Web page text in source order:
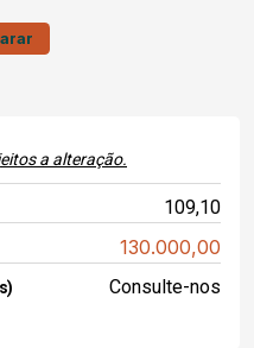
a alteração.
109,10
130.000,00
Consulte-nos